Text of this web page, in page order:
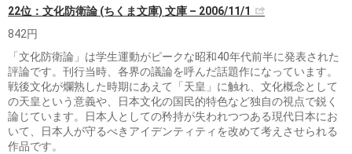
22位：文化防衛論 (ちくま文庫) 文庫 – 2006/11/1
842円
「文化防衛論」は学生運動がピークな昭和40年代前半に発表された
評論です。刊行当時、各界の議論を呼んだ話題作になっています。
戦後文化が爛熟した時期にあえて「天皇」に触れ、文化概念として
の天皇という意義や、日本文化の国民的特色など独自の視点で鋭く
論じています。日本人としての矜持が失われつつある現代日本にお
いて、日本人が守るべきアイデンティティを改めて考えさせられる
作品です。